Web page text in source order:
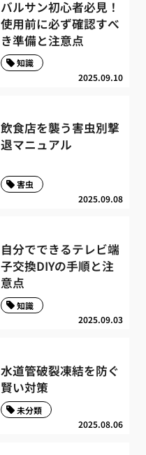
バルサン初心者必見！
使用前に必ず確認すべ
き準備と注意点
2025.09.10
知識
飲食店を襲う害虫別撃
退マニュアル
2025.09.08
害虫
自分でできるテレビ端
子交換DIYの手順と注
意点
2025.09.03
知識
水道管破裂凍結を防ぐ
賢い対策
2025.08.06
未分類